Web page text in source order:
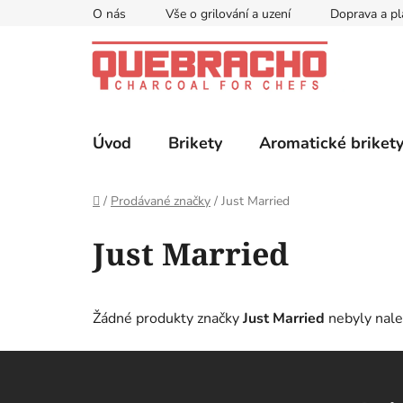
O nás Vše o grilování a uzení Doprava a
Úvod Brikety Aromatické brikety
Domů
/ Prodávané značky / Just Married
Just Married
Žádné produkty značkyJust Married nebyly